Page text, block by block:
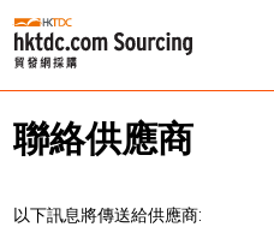
聯絡供應商
以下訊息將傳送給供應商: